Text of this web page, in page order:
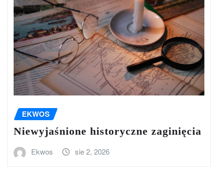
EKWOS
Niewyjaśnione historyczne zaginięcia
Ekwos sie 2, 2026